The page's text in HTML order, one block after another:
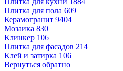
Плитка для пола 609
Керамогранит 9404
Мозаика 830
Клинкер 106
Плитка для фасадов 214
Клей и затирка 106
Вернуться обратно